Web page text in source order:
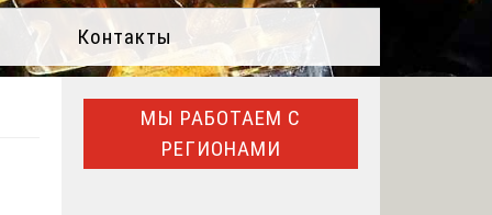
Контакты
МЫ РАБОТАЕМ С
РЕГИОНАМИ